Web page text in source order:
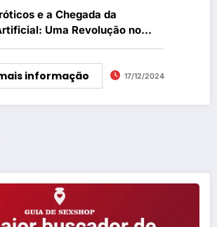
e a Chegada da
Uma Revolução no
informação 17/12/2024